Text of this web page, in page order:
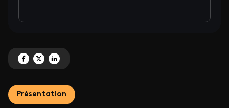
Partagez ' LA FAUNOTHÈQUE (12X5mn)' sur Facebook
Partagez ' LA FAUNOTHÈQUE (12X5mn)' sur X
Partagez ' LA FAUNOTHÈQUE (12X5mn)' sur LinkedIn
Présentation